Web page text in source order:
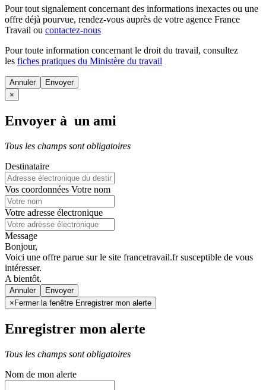
Pour tout signalement concernant des informations inexactes ou une
offre déjà pourvue, rendez-vous auprès de votre agence France
Travail ou contactez-nous
Pour toute information concernant le droit du travail, consultez
les fiches pratiques du Ministère du travail
Annuler
×
Envoyer à un ami
Tous les champs sont obligatoires
Destinataire
Vos coordonnées Votre nom
Votre adresse électronique
Message
Bonjour,
Voici une offre parue sur le site francetravail.fr susceptible de vous
intéresser.
A bientôt.
Annuler
× Fermer la fenêtre Enregistrer mon alerte
Enregistrer mon alerte
Tous les champs sont obligatoires
Nom de mon alerte